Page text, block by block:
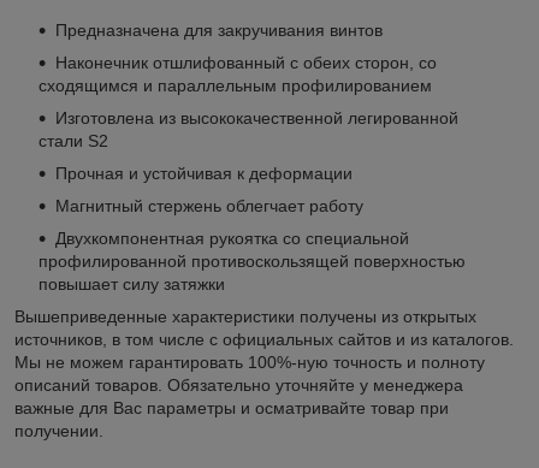
Предназначена для закручивания винтов
Наконечник отшлифованный с обеих сторон, со
сходящимся и параллельным профилированием
Изготовленa из высококачественной легированной
стали S2
Прочная и устойчивая к деформации
Магнитный стержень облегчает работу
Двухкомпонентная рукоятка со специальной
профилированной противоскользящей поверхностью
повышает силу затяжки
Вышеприведенные характеристики получены из открытых
источников, в том числе с официальных сайтов и из каталогов.
Мы не можем гарантировать 100%-ную точность и полноту
описаний товаров. Обязательно уточняйте у менеджера
важные для Вас параметры и осматривайте товар при
получении.